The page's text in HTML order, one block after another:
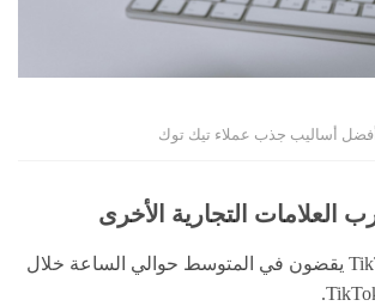
أفضل أساليب جذب عملاء تيك توك
إن مستخدمين TikTok يقضون في المتوسط حوالي الساعة خلال